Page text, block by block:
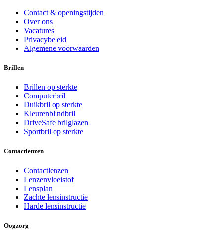
Contact & openingstijden
Over ons
Vacatures
Privacybeleid
Algemene voorwaarden
Brillen
Brillen op sterkte
Computerbril
Duikbril op sterkte
Kleurenblindbril
DriveSafe brilglazen
Sportbril op sterkte
Contactlenzen
Contactlenzen
Lenzenvloeistof
Lensplan
Zachte lensinstructie
Harde lensinstructie
Oogzorg